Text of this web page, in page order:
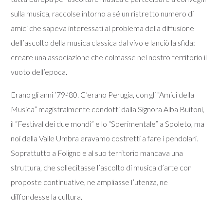
sulla musica, raccolse intorno a sé un ristretto numero di
amici che sapeva interessati al problema della diffusione
dell’ascolto della musica classica dal vivo e lanciò la sfida:
creare una associazione che colmasse nel nostro territorio il
vuoto dell’epoca.
Erano gli anni ’79-’80. C’erano Perugia, con gli “Amici della
Musica” magistralmente condotti dalla Signora Alba Buitoni,
il “Festival dei due mondi” e lo “Sperimentale” a Spoleto, ma
noi della Valle Umbra eravamo costretti a fare i pendolari.
Soprattutto a Foligno e al suo territorio mancava una
struttura, che sollecitasse l’ascolto di musica d’arte con
proposte continuative, ne ampliasse l’utenza, ne
diffondesse la cultura.